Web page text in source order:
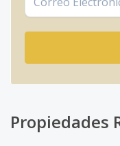
Propiedades